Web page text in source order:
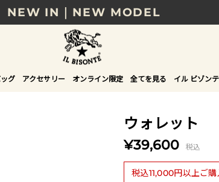
NEW IN｜NEW MODEL
時まで｜税込11,000円以上で送料無
シーンから選べる、新しいギフトガ
IN｜COLOR LEATHER
グ アクセサリー オンライン限定 全てを見る イル ビゾン
ウォレット
¥39,600 税込
税込11,000円以上ご